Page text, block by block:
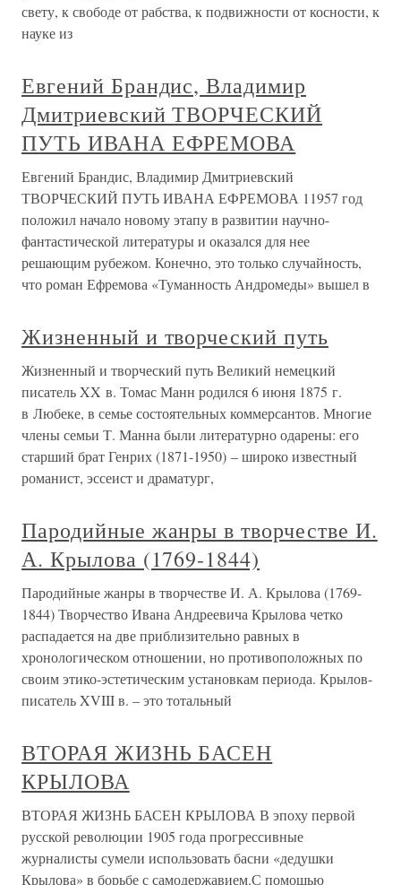
свету, к свободе от рабства, к подвижности от косности, к
науке из
Евгений Брандис, Владимир
Дмитриевский ТВОРЧЕСКИЙ
ПУТЬ ИВАНА ЕФРЕМОВА
Евгений Брандис, Владимир Дмитриевский
ТВОРЧЕСКИЙ ПУТЬ ИВАНА ЕФРЕМОВА 11957 год
положил начало новому этапу в развитии научно-
фантастической литературы и оказался для нее
решающим рубежом. Конечно, это только случайность,
что роман Ефремова «Туманность Андромеды» вышел в
Жизненный и творческий путь
Жизненный и творческий путь Великий немецкий
писатель XX в. Томас Манн родился 6 июня 1875 г.
в Любеке, в семье состоятельных коммерсантов. Многие
члены семьи Т. Манна были литературно одарены: его
старший брат Генрих (1871-1950) – широко известный
романист, эссеист и драматург,
Пародийные жанры в творчестве И.
А. Крылова (1769-1844)
Пародийные жанры в творчестве И. А. Крылова (1769-
1844) Творчество Ивана Андреевича Крылова четко
распадается на две приблизительно равных в
хронологическом отношении, но противоположных по
своим этико-эстетическим установкам периода. Крылов-
писатель XVIII в. – это тотальный
ВТОРАЯ ЖИЗНЬ БАСЕН
КРЫЛОВА
ВТОРАЯ ЖИЗНЬ БАСЕН КРЫЛОВА В эпоху первой
русской революции 1905 года прогрессивные
журналисты сумели использовать басни «дедушки
Крылова» в борьбе с самодержавием.С помощью